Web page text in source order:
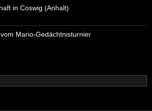
in Coswig (Anhalt)
Mario-Gedächtnisturnier